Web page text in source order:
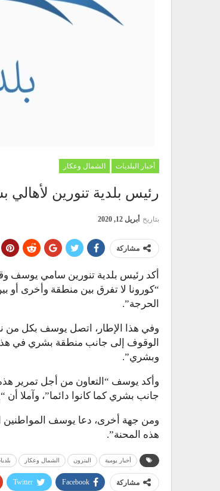
أخبار البلديات الشمال وعكار
رئيس بلدية تنورين
بتاريخ أبريل 12, 2020
مشاركة
أكد رئيس بلدية تنورين سامي يوسف
“كورونا لا تفرق بين منطقة وأخرى أو
الحرجة”.
وفي هذا الإطار، اتصل يوسف بكل
الوقوف إلى جانب منطقة بشري في هذه
وبشري”.
وأكد يوسف “التعاون من أجل تمرير
جانب بشري كما كانوا دائما”، وآملا
ومن جهة أخرى، دعا يوسف المواطنين
هذه المحنة”.
أخبار يومية البترون الشمال وعكار
مشاركة Facebook
Twitter